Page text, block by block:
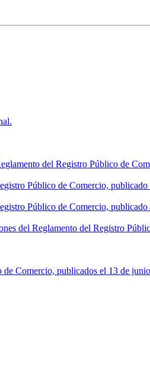
del Registro Público de
Público de Comercio,
Público de Comercio,
del Reglamento del Registro
Comercio, publicados el 13 de